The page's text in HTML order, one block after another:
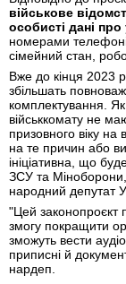
військове
особисті дані про
номерами
сімейний стан,
Вже до кінця 2023
збільшать
комплектування.
військкомату не
призовного віку на
на те причин або
ініціативна, що
ЗСУ та Міноборони,
народний депутат
"Цей
змогу покращити
зможуть вести
приписні й
нардеп.